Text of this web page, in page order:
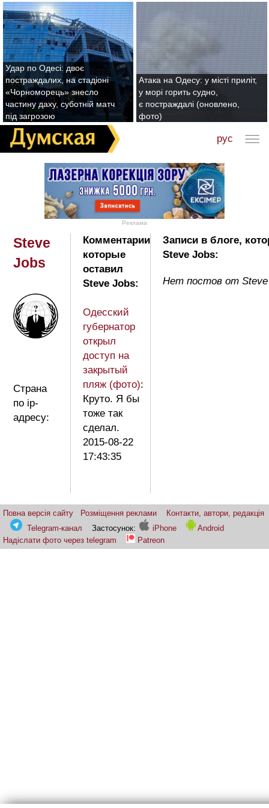
Удар по Одесі: двоє
постраждалих, на стадіоні
«Чорноморець» знесло
частину даху, суботній матч
під загрозою
Атака на Одесу: у місті приліт,
у морі горить судно,
є постраждалі (оновлено,
фото)
рус
Реклама
Steve
Jobs
Страна
по ip-
адресу:
Комментарии
которые
оставил
Steve Jobs:
Одесский
губернатор
открыл
доступ на
закрытый
пляж (фото):
Круто. Я бы
тоже так
сделал.
2015-08-22
17:43:35
Записи в блоге,
Steve Jobs:
Нет постов от Steve
Повна версія сайту Розміщення реклами
Контакти, автори, редакція
Telegram-канал
Застосунок: iPhone
Android
Надіслати фото через telegram
Patreon